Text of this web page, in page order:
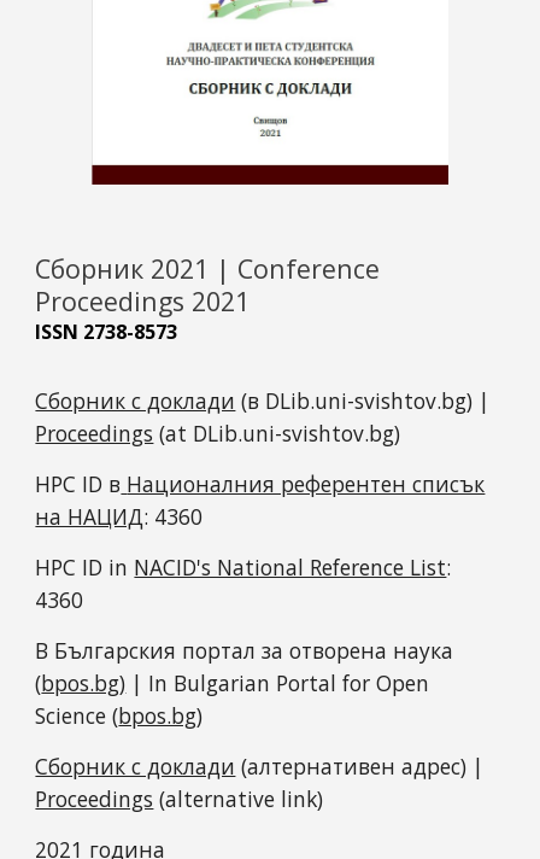
Сборник 2021 | Conference
Proceedings 2021
ISSN 2738-8573
Сборник с доклади (в DLib.uni-svishtov.bg) |
Proceedings (at DLib.uni-svishtov.bg)
HPC ID в Националния референтен списък
на НАЦИД: 4360
HPC ID in NACID's National Reference List:
4360
В Българския портал за отворена наука
(bpos.bg) | In Bulgarian Portal for Open
Science (bpos.bg)
Сборник с доклади (алтернативен адрес) |
Proceedings (alternative link)
2021 година